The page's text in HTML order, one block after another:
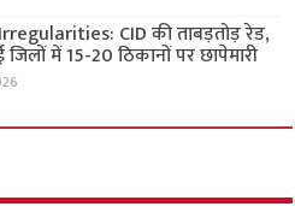
CID की ताबड़तोड़ रेड,
में 15-20 ठिकानों पर छापेमारी